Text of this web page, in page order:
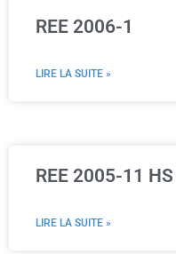
REE 2006-1
LIRE LA SUITE »
REE 2005-11
LIRE LA SUITE »